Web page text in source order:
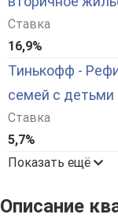
Ставка
16,9%
Тинькофф -
семей с детьми
Ставка
5,7%
Показать ещё
Описание